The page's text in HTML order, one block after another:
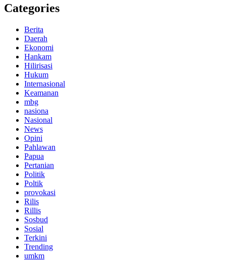
Categories
Berita
Daerah
Ekonomi
Hankam
Hilirisasi
Hukum
Internasional
Keamanan
mbg
nasiona
Nasional
News
Opini
Pahlawan
Papua
Pertanian
Politik
Poltik
provokasi
Rilis
Rillis
Sosbud
Sosial
Terkini
Trending
umkm